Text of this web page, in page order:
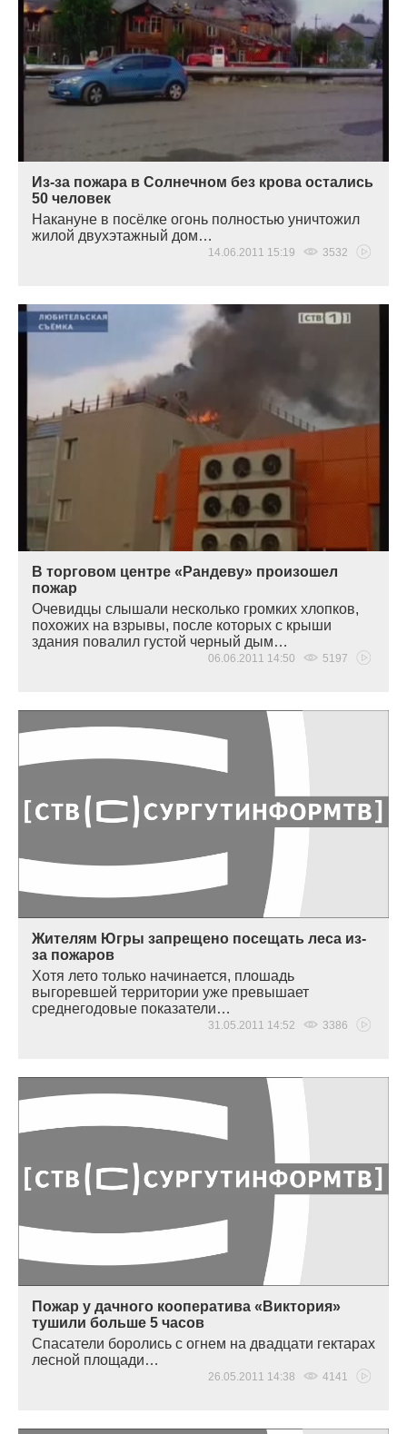
Из-за пожара в Солнечном без крова остались
50 человек
Накануне в посёлке огонь полностью уничтожил
жилой двухэтажный дом…
14.06.2011 15:19 3532
В торговом центре «Рандеву» произошел
пожар
Очевидцы слышали несколько громких хлопков,
похожих на взрывы, после которых с крыши
здания повалил густой черный дым…
06.06.2011 14:50 5197
Жителям Югры запрещено посещать леса из-
за пожаров
Хотя лето только начинается, плошадь
выгоревшей территории уже превышает
среднегодовые показатели…
31.05.2011 14:52 3386
Пожар у дачного кооператива «Виктория»
тушили больше 5 часов
Спасатели боролись с огнем на двадцати гектарах
лесной площади…
26.05.2011 14:38 4141